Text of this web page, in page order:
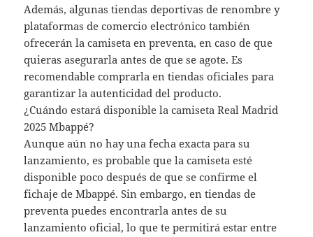
Además, algunas tiendas deportivas de renombre y
plataformas de comercio electrónico también
ofrecerán la camiseta en preventa, en caso de que
quieras asegurarla antes de que se agote. Es
recomendable comprarla en tiendas oficiales para
garantizar la autenticidad del producto.
¿Cuándo estará disponible la camiseta Real Madrid
2025 Mbappé?
Aunque aún no hay una fecha exacta para su
lanzamiento, es probable que la camiseta esté
disponible poco después de que se confirme el
fichaje de Mbappé. Sin embargo, en tiendas de
preventa puedes encontrarla antes de su
lanzamiento oficial, lo que te permitirá estar entre